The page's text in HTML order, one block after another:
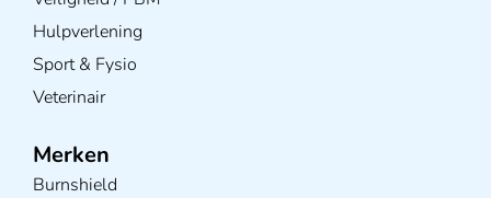
Hulpverlening
Sport & Fysio
Veterinair
Merken
Burnshield